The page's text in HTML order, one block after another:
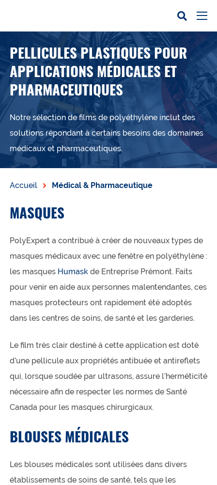
PELLICULES PLASTIQUES POUR
APPLICATIONS MÉDICALES ET
PHARMACEUTIQUES
Notre sélection de films de polyéthylène inclut des
solutions répondant à certains besoins des domaines
médicaux et pharmaceutiques.
Accueil Médical & Pharmaceutique
MASQUES
PolyExpert a contribué à créer de nouveaux types de
masques médicaux avec une fenêtre en polyéthylène :
les masques Humask de Entreprise Prémont. Faits
pour venir en aide aux personnes malentendantes, ces
masques protecteurs ont rapidement été adoptés
dans les centres de soins, de santé et les garderies.
Le film très clair destiné à cette application est doté
d’une pellicule aux propriétés antibuée et antireflets
qui, lorsque soudée par ultrasons, assure l’herméticité
nécessaire afin de respecter les normes de Santé
Canada pour les masques chirurgicaux.
BLOUSES MÉDICALES
Les blouses médicales sont utilisées dans divers
établissements de soins de santé, tels que les